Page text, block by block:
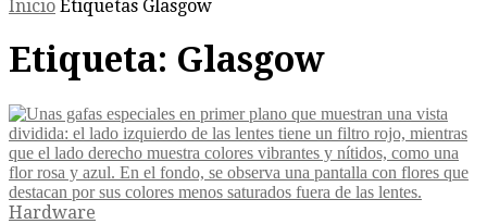
Inicio Etiquetas Glasgow
Etiqueta: Glasgow
Hardware